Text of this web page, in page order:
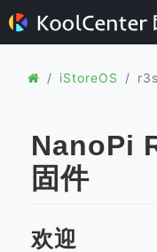
iStoreOS r3s
NanoPi
固件
欢迎